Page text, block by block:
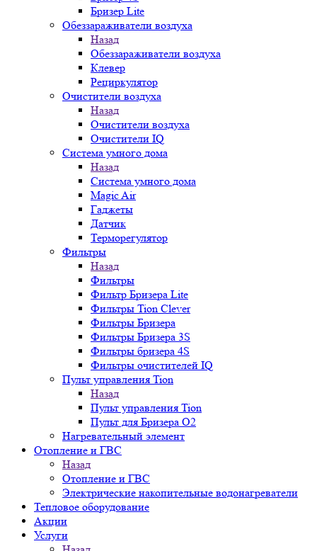
Бризер Lite
Обеззараживатели воздуха
Назад
Обеззараживатели воздуха
Клевер
Рециркулятор
Очистители воздуха
Назад
Очистители воздуха
Очистители IQ
Система умного дома
Назад
Система умного дома
Magic Air
Гаджеты
Датчик
Терморегулятор
Фильтры
Назад
Фильтры
Фильтр Бризера Lite
Фильтры Tion Clever
Фильтры Бризера
Фильтры Бризера 3S
Фильтры бризера 4S
Фильтры очистителей IQ
Пульт управления Tion
Назад
Пульт управления Tion
Пульт для Бризера O2
Нагревательный элемент
Отопление и ГВС
Назад
Отопление и ГВС
Электрические накопительные водонагреватели
Тепловое оборудование
Акции
Услуги